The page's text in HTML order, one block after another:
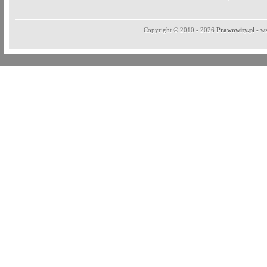
Copyright © 2010 - 2026 Prawowity.pl -